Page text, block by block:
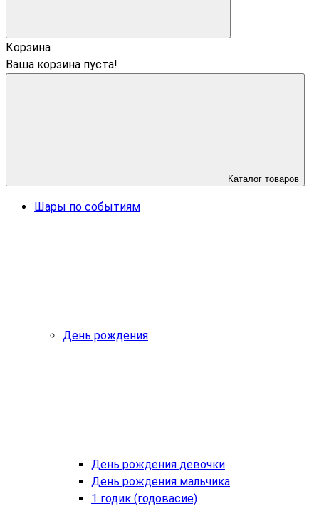
Корзина
Ваша корзина пуста!
Каталог товаров
Шары по событиям
День рождения
День рождения девочки
День рождения мальчика
1 годик (годовасие)